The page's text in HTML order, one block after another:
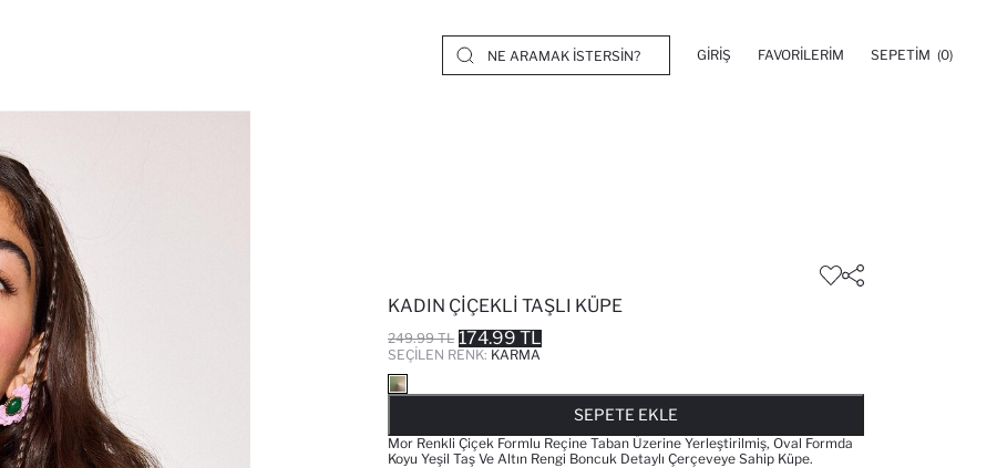
GIRIŞ FAVORILERIM SEPETIM (0)
KADIN ÇIÇEKLI TAŞLI KÜPE
249.99 TL 174.99 TL
SEÇILEN RENK: KARMA
SEPETE EKLE
Mor Renkli Çiçek Formlu Reçine Taban Üzerine Yerleştirilmiş, Oval Formda
Koyu Yeşil Taş Ve Altın Rengi Boncuk Detaylı Çerçeveye Sahip Küpe.